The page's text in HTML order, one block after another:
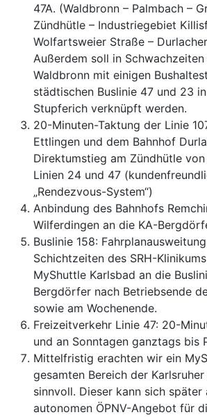
47A. (Waldbronn – Palmbach –
Zündhütle – Industriegebiet
Wolfartsweier Straße –
Außerdem soll in
Waldbronn mit einigen
städtischen Buslinie 47 und 23
Stupferich verknüpft werden.
20-Minuten-Taktung der Linie
Ettlingen und dem Bahnhof
Direktumstieg am Zündhütle
Linien 24 und 47
„Rendezvous-System“)
Anbindung des Bahnhofs
Wilferdingen an die KA-
Buslinie 158:
Schichtzeiten des SRH-
MyShuttle Karlsbad an die
Bergdörfer nach Betriebsende
sowie am Wochenende.
Freizeitverkehr Linie 47: 20-
und an Sonntagen ganztags bis
Mittelfristig erachten wir ein
gesamten Bereich der
sinnvoll. Dieser kann sich später
autonomen ÖPNV-Angebot für